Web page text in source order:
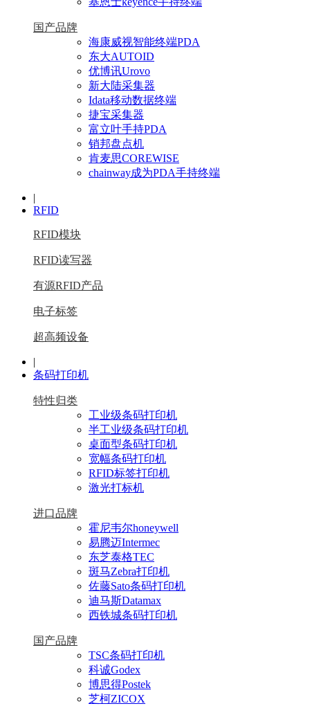
国产品牌
海康威视智能终端PDA
东大AUTOID
优博讯Urovo
新大陆采集器
Idata移动数据终端
捷宝采集器
富立叶手持PDA
销邦盘点机
肯麦思COREWISE
chainway成为PDA手持终端
|
RFID
RFID模块
RFID读写器
有源RFID产品
电子标签
超高频设备
|
条码打印机
特性归类
工业级条码打印机
半工业级条码打印机
桌面型条码打印机
宽幅条码打印机
RFID标签打印机
激光打标机
进口品牌
霍尼韦尔honeywell
易腾迈Intermec
东芝泰格TEC
斑马Zebra打印机
佐藤Sato条码打印机
迪马斯Datamax
西铁城条码打印机
国产品牌
TSC条码打印机
科诚Godex
博思得Postek
芝柯ZICOX